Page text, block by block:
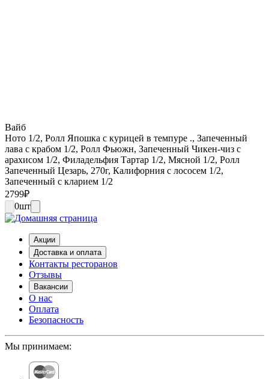
Вайб
Ното 1/2, Ролл Япошка с курицей в темпуре ., Запеченный
лава с крабом 1/2, Ролл Фьюжн, Запеченный Чикен-чиз с
арахисом 1/2, Филадельфия Тартар 1/2, Мясной 1/2, Ролл
Запеченный Цезарь, 270г, Калифорния с лососем 1/2,
Запеченный с кларием 1/2
2799₽
0шт
Акции
Доставка и оплата
Контакты ресторанов
Отзывы
Вакансии
О нас
Оплата
Безопасность
Мы принимаем: